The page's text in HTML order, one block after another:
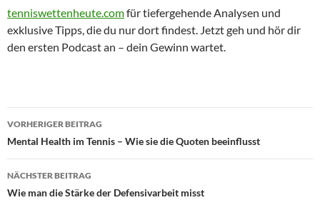
tenniswettenheute.comfür tiefergehende Analysen und
exklusive Tipps, die du nur dort findest. Jetzt geh und hör dir
den ersten Podcast an – dein Gewinn wartet.
Beitragsnavigation
VORHERIGER BEITRAG
Mental Health im Tennis – Wie sie die Quoten beeinflusst
NÄCHSTER BEITRAG
Wie man die Stärke der Defensivarbeit misst